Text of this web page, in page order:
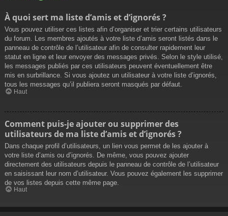
À quoi sert ma liste d’amis et d’ignorés ?
Vous pouvez utiliser ces listes afin d’organiser et trier certains utilisateurs
du forum. Les membres ajoutés à votre liste d’amis seront listés dans le
panneau de contrôle de l’utilisateur afin de consulter rapidement leur
statut en ligne et leur envoyer des messages privés. Selon le style utilisé,
les messages publiés par ces utilisateurs peuvent éventuellement être
mis en surbrillance. Si vous ajoutez un utilisateur à votre liste d’ignorés,
tous les messages qu’il publiera seront masqués par défaut.
Haut
Comment puis-je ajouter ou supprimer des
utilisateurs de ma liste d’amis et d’ignorés ?
Dans chaque profil d’utilisateurs, un lien vous permet de les ajouter à
votre liste d’amis ou d’ignorés. De même, vous pouvez ajouter
directement des utilisateurs depuis le panneau de contrôle de l’utilisateur
en saisissant leur nom d’utilisateur. Vous pouvez également les supprimer
de vos listes depuis cette même page.
Haut